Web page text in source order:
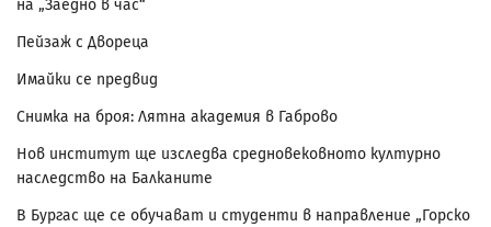
на „Заедно в час“
Пейзаж с Двореца
Имайки се предвид
Снимка на броя: Лятна академия в Габрово
Нов институт ще изследва средновековното културно
наследство на Балканите
В Бургас ще се обучават и студенти в направление „Горско